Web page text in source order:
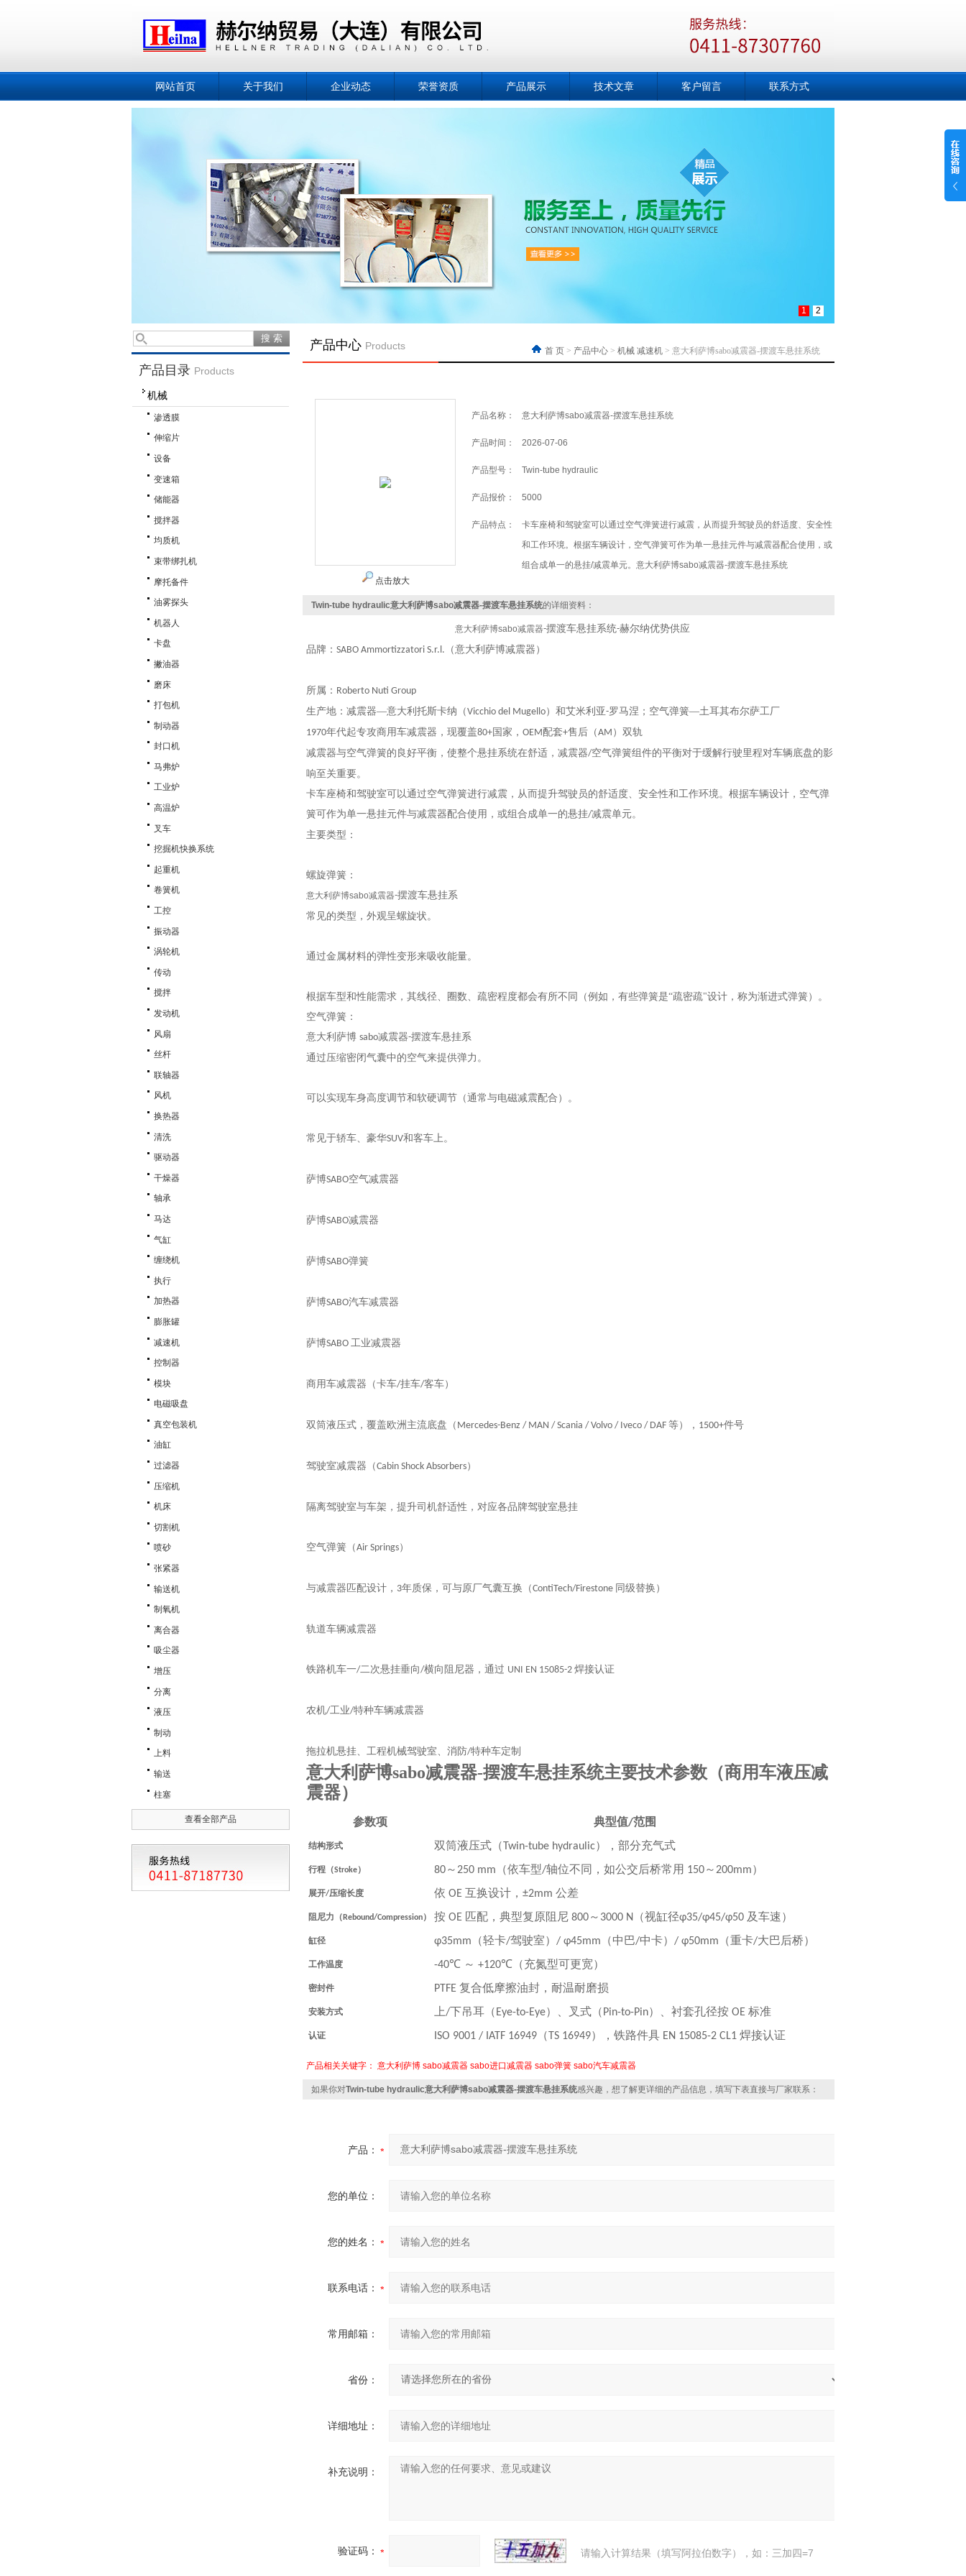
网站首页 关于我们 企业动态 荣誉资质 产品展示 技术文章 客户留言 联系方式
1 2
产品目录 Products
机械
渗透膜
伸缩片
设备
变速箱
储能器
搅拌器
均质机
束带绑扎机
摩托备件
油雾探头
机器人
卡盘
撇油器
磨床
打包机
制动器
封口机
马弗炉
工业炉
高温炉
叉车
挖掘机快换系统
起重机
卷簧机
工控
振动器
涡轮机
传动
搅拌
发动机
风扇
丝杆
联轴器
风机
换热器
清洗
驱动器
干燥器
轴承
马达
气缸
缠绕机
执行
加热器
膨胀罐
减速机
控制器
模块
电磁吸盘
真空包装机
油缸
过滤器
压缩机
机床
切割机
喷砂
张紧器
输送机
制氧机
离合器
吸尘器
增压
分离
液压
制动
上料
输送
柱塞
查看全部产品
产品中心 Products 首 页 > 产品中心 > 机械 减速机 > 意大利萨博sabo减震器-摆渡车悬挂系统
点击放大
产品名称： 意大利萨博sabo减震器-摆渡车悬挂系统
产品时间： 2026-07-06
产品型号： Twin-tube hydraulic
产品报价： 5000
产品特点：
卡车座椅和驾驶室可以通过空气弹簧进行减震，从而提升驾驶员的舒适度、安全性
和工作环境。根据车辆设计，空气弹簧可作为单一悬挂元件与减震器配合使用，或
组合成单一的悬挂/减震单元。意大利萨博sabo减震器-摆渡车悬挂系统
Twin-tube hydraulic意大利萨博sabo减震器-摆渡车悬挂系统的详细资料：
意大利萨博sabo减震器-摆渡车悬挂系统-赫尔纳优势供应
品牌： SABO Ammortizzatori S.r.l. （意大利萨博减震器）
所属： Roberto Nuti Group
生产地：减震器—意大利托斯卡纳（Vicchio del Mugello）和艾米利亚-罗马涅；空气弹簧—土耳其布尔萨工厂
1970年代起专攻商用车减震器，现覆盖80+ 国家， OEM配套+售后（AM ）双轨
减震器与空气弹簧的良好平衡，使整个悬挂系统在舒适，减震器/空气弹簧组件的平衡对于缓解行驶里程对车辆底盘的影
响至关重要。
卡车座椅和驾驶室可以通过空气弹簧进行减震，从而提升驾驶员的舒适度、安全性和工作环境。根据车辆设计，空气弹
簧可作为单一悬挂元件与减震器配合使用，或组合成单一的悬挂/减震单元。
主要类型：
螺旋弹簧：
意大利萨博sabo减震器-摆渡车悬挂系
常见的类型，外观呈螺旋状。
通过金属材料的弹性变形来吸收能量。
根据车型和性能需求，其线径、圈数、疏密程度都会有所不同（例如，有些弹簧是“疏密疏"设计，称为渐进式弹簧）。
空气弹簧：
意大利 萨博 sabo减震器-摆渡车悬挂系
通过压缩密闭气囊中的空气来提供弹力。
可以实现车身高度调节和软硬调节（通常与电磁减震配合）。
常见于轿车、豪华SUV和客车上。
萨博SABO空气减震器
萨博SABO减震器
萨博SABO弹簧
萨博SABO汽车减震器
萨博SABO 工业减震器
商用车减震器（卡车/挂车/客车）
双筒液压式，覆盖欧洲主流底盘（ Mercedes-Benz / MAN / Scania / Volvo / Iveco / DAF 等）， 1500+件号
驾驶室减震器（Cabin Shock Absorbers）
隔离驾驶室与车架，提升司机舒适性，对应各品牌驾驶室悬挂
空气弹簧（Air Springs）
与减震器匹配设计， 3年质保，可与原厂气囊互换（ContiTech/Firestone 同级替换）
轨道车辆减震器
铁路机车一/二次悬挂垂向/横向阻尼器，通过 UNI EN 15085-2 焊接认证
农机/工业/特种车辆减震器
拖拉机悬挂、工程机械驾驶室、消防/特种车定制
意大利萨博sabo减震器-摆渡车悬挂系统主要技术参数（商用车液压减
震器）
参数项 典型值/范围
结构形式 双筒液压式（ Twin-tube hydraulic），部分充气式
行程（Stroke） 80～250 mm （依车型/轴位不同，如公交后桥常用 150～200mm）
展开/压缩长度 依 OE 互换设计， ±2mm 公差
阻尼力（ Rebound/Compression） 按 OE 匹配，典型复原阻尼 800～ 3000 N （视缸径φ35/φ45/φ50 及车速）
缸径 φ35mm （轻卡/驾驶室） / φ45mm （中巴/中卡） / φ50mm （重卡/大巴后桥）
工作温度 -40℃ ～ +120℃ （充氮型可更宽）
密封件 PTFE 复合低摩擦油封，耐温耐磨损
安装方式 上/下吊耳（ Eye-to-Eye）、叉式（ Pin-to-Pin）、衬套孔径按 OE 标准
认证 ISO 9001 / IATF 16949 （ TS 16949），铁路件具 EN 15085-2 CL1 焊接认证
产品相关关键字： 意大利萨博 sabo减震器 sabo进口减震器 sabo弹簧 sabo汽车减震器
如果你对Twin-tube hydraulic意大利萨博sabo减震器-摆渡车悬挂系统感兴趣，想了解更详细的产品信息，填写下表直接与厂家联系：
产品：
您的单位：
您的姓名：
联系电话：
常用邮箱：
省份：
详细地址：
补充说明：
验证码： 请输入计算结果（填写阿拉伯数字），如：三加四=7